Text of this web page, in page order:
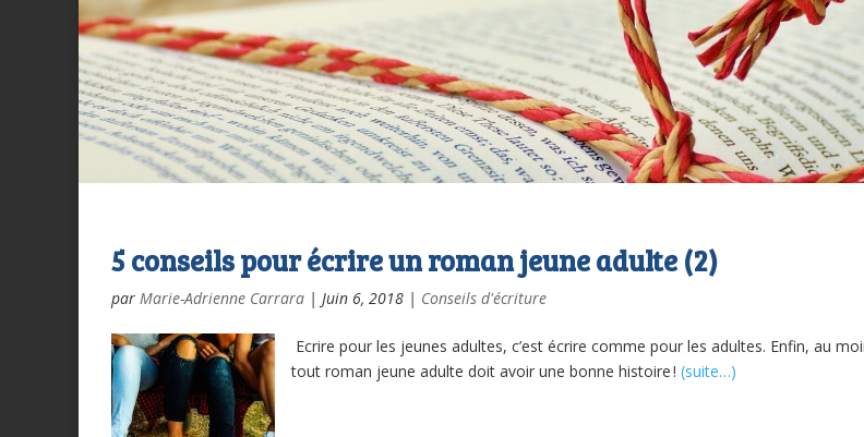
5 conseils pour écrire un roman jeune adulte (2)
par Marie-Adrienne Carrara | Juin 6, 2018 | Conseils d'écriture
Ecrire pour les jeunes adultes, c’est écrire comme pour les adultes. Enfin, au
tout roman jeune adulte doit avoir une bonne histoire ! (suite…)